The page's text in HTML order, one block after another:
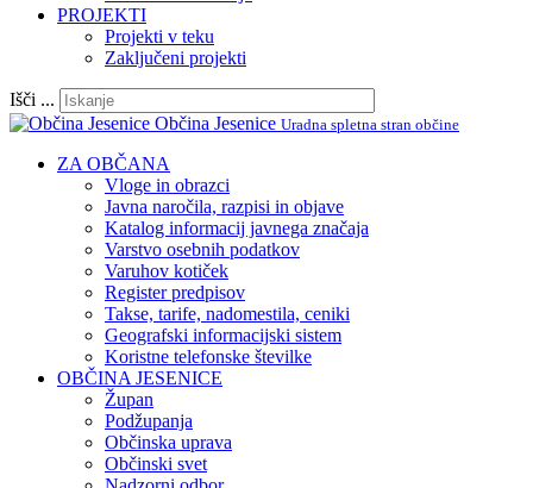
PROJEKTI
Projekti v teku
Zaključeni projekti
Išči ...
Občina Jesenice Uradna spletna stran občine
ZA OBČANA
Vloge in obrazci
Javna naročila, razpisi in objave
Katalog informacij javnega značaja
Varstvo osebnih podatkov
Varuhov kotiček
Register predpisov
Takse, tarife, nadomestila, ceniki
Geografski informacijski sistem
Koristne telefonske številke
OBČINA JESENICE
Župan
Podžupanja
Občinska uprava
Občinski svet